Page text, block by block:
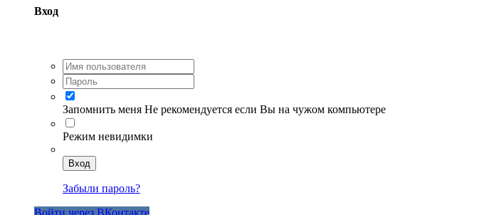
Вход
Запомнить меня Не рекомендуется если Вы на чужом компьютере
Режим невидимки
Вход
Забыли пароль?
Войти через ВКонтакте